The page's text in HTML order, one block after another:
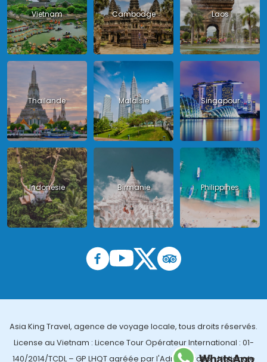
Vietnam Cambodge Laos
Thailande Malaisie Singapour
Indonésie Birmanie Philippines
Asia King Travel, agence de voyage locale, tous droits réservés.
License au Vietnam : Licence Tour Opérateur International : 01-
140/2014/TCDL – GP LHQT agréée par l'Administration Nationale